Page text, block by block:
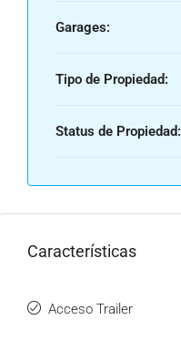
Garages:
Tipo de Propiedad:
Status de Propiedad:
Características
Acceso Trailer